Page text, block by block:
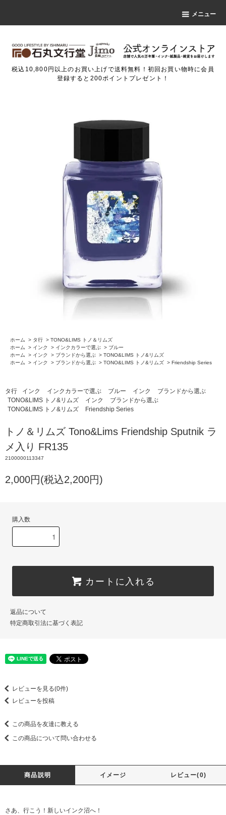
メニュー
税込10,800円以上のお買い上げで送料無料！初回お買い物時に会員
登録すると200ポイントプレゼント！
ホーム > タ行 > TONO&LIMS トノ＆リムズ
ホーム
> インク > インクカラーで選ぶ > ブルー
ホーム
> インク > ブランドから選ぶ > TONO&LIMS トノ&リムズ
ホーム
> インク > ブランドから選ぶ > TONO&LIMS トノ&リムズ > Friendship Series
タ行 インク インクカラーで選ぶ ブルー インク
ブランドから選ぶ
TONO&LIMS トノ&リムズ
インク
ブランドから選ぶ
TONO&LIMS トノ&リムズ
Friendship Series
トノ＆リムズ Tono&Lims Friendship Sputnik ラ
メ入り FR135
2100000113347
2,000円(税込2,200円)
購入数
カートに入れる
返品について
特定商取引法に基づく表記
レビューを見る(0件)
レビューを投稿
この商品を友達に教える
この商品について問い合わせる
商品説明 イメージ レビュー(0)
さあ、行こう！新しいインク沼へ！